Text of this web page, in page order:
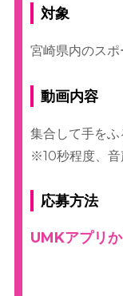
対象
宮崎県内のスポ
動画内容
集合して手を
※10秒程度、音
応募方法
UMKアプリか